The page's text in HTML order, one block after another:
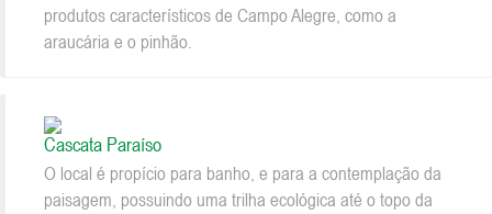
produtos característicos de Campo Alegre, como a
araucária e o pinhão.
Cascata Paraíso
O local é propício para banho, e para a contemplação da
paisagem, possuindo uma trilha ecológica até o topo da